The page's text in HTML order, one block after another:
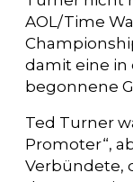
AOL/Time
damit eine in
begonnene
Ted Turner
Promoter“,
Verbündete,